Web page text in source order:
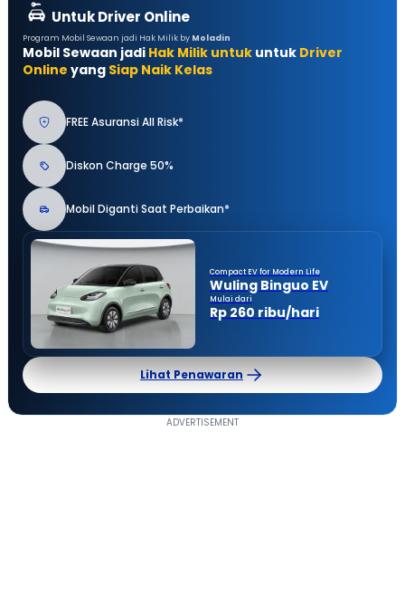
Untuk Driver Online
Program Mobil Sewaan jadi Hak Milik by Moladin
Mobil Sewaan jadi Hak Milik untuk untuk Driver
Online yang Siap Naik Kelas
FREE Asuransi All Risk*
Diskon Charge 50%
Mobil Diganti Saat Perbaikan*
Compact EV for Modern Life
Wuling Binguo EV
Mulai dari
Rp 260 ribu/hari
Lihat Penawaran